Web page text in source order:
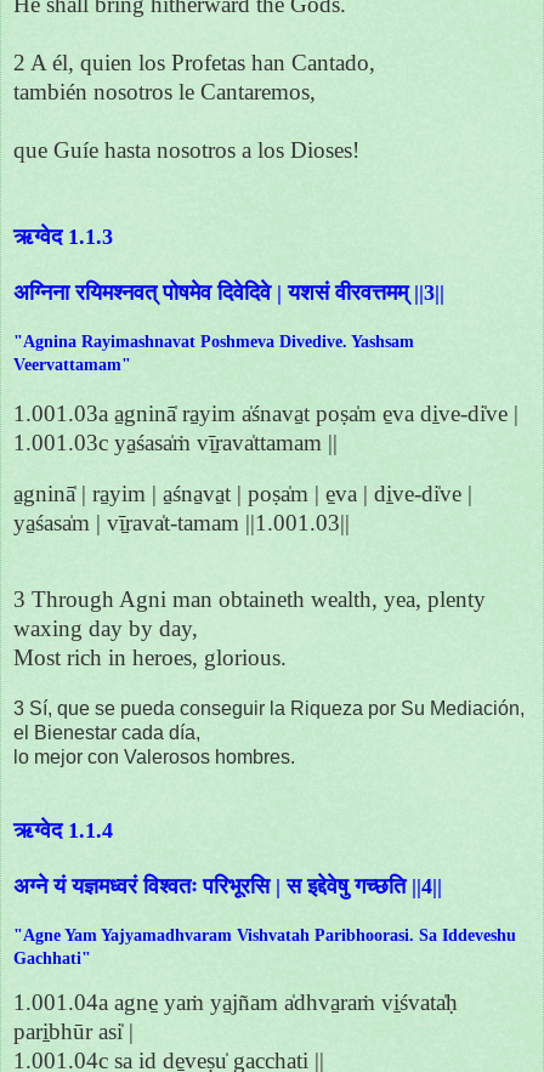
2 A él, quien los Profetas han Cantado,
también nosotros le Cantaremos,
que Guíe hasta nosotros a los Dioses!
ऋग्वेद 1.1.3
अग्निना रयिमश्नवत् पोषमेव दिवेदिवे | यशसं वीरवत्तमम् ||3||
"Agnina Rayimashnavat Poshmeva Divedive. Yashsam
Veervattamam"
1.001.03a a̱gninā̍ ra̱yim a̍śnava̱t poṣa̍m e̱va di̱ve-di̍ve |
1.001.03c ya̱śasa̍ṁ vī̱rava̍ttamam ||
a̱gninā̍ | ra̱yim | a̱śna̱va̱t | poṣa̍m | e̱va | di̱ve-di̍ve |
ya̱śasa̍m | vī̱rava̍t-tamam ||1.001.03||
3 Through Agni man obtaineth wealth, yea, plenty
waxing day by day,
Most rich in heroes, glorious.
3 Sí, que se pueda conseguir la Riqueza por Su Mediación,
el Bienestar cada día,
lo mejor con Valerosos hombres.
ऋग्वेद 1.1.4
अग्ने यं यज्ञमध्वरं विश्वतः परिभूरसि | स इद्देवेषु गच्छति ||4||
"Agne Yam Yajyamadhvaram Vishvatah Paribhoorasi. Sa Iddeveshu
Gachhati"
1.001.04a agne̱ yaṁ ya̱jñam a̍dhva̱raṁ vi̱śvata̍ḥ
pari̱bhūr asi̍ |
1.001.04c sa id de̱veṣu̍ gacchati ||